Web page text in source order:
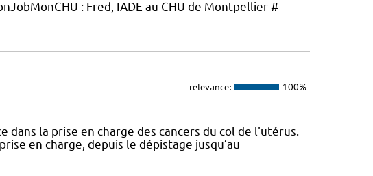
: Fred, IADE au CHU de Montpellier #
relevance: 100%
la prise en charge des cancers du col de l'utérus.
en charge, depuis le dépistage jusqu’au